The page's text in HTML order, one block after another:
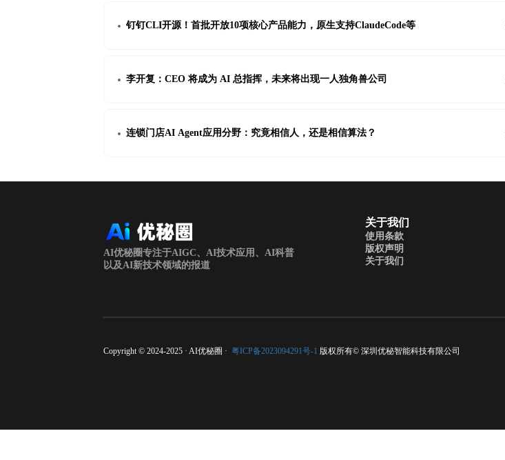
钉钉CLI开源！首批开放10项核心产品能力，原生支持ClaudeCode等
李开复：CEO 将成为 AI 总指挥，未来将出现一人独角兽公司
连锁门店AI Agent应用分野：究竟相信人，还是相信算法？
AI优秘圈专注于AIGC、AI技术应用、AI科普
以及AI新技术领域的报道
关于我们
使用条款
版权声明
关于我们
Copyright © 2024-2025 · AI优秘圈 · 粤ICP备2023094291号-1 版权所有© 深圳优秘智能科技有限公司